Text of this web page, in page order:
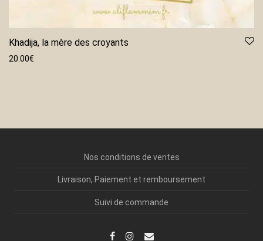
Khadija, la mère des croyants
20.00€
Nos conditions de ventes
Livraison, Paiement et remboursement
Suivi de commande